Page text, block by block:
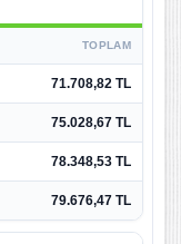
TOPLAM
71.708,82 TL
75.028,67 TL
78.348,53 TL
79.676,47 TL